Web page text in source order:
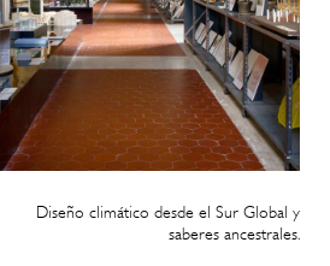
Diseño climático desde el Sur Global y
saberes ancestrales.